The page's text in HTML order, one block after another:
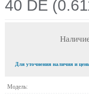
40 DE
Для уточнения наличия и
Модель: